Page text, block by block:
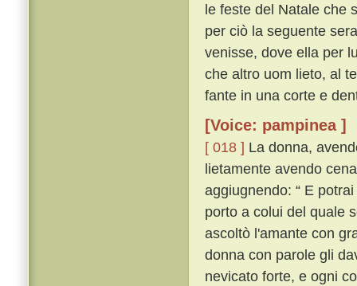
le feste del Natale che
per ciò la seguente
venisse, dove ella per
che altro uom lieto, al
fante in una corte e
[Voice: pampinea ]
[ 018 ] La donna,
lietamente avendo
aggiugnendo: “ E
porto a colui del quale
ascoltò l'amante con
donna con parole gli
nevicato forte, e ogni